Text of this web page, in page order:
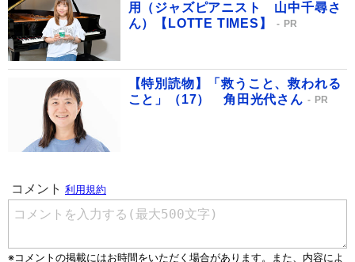
用（ジャズピアニスト 山中千尋さ
ん）【LOTTE TIMES】
PR
【特別読物】「救うこと、救われる
こと」（17） 角田光代さん
PR